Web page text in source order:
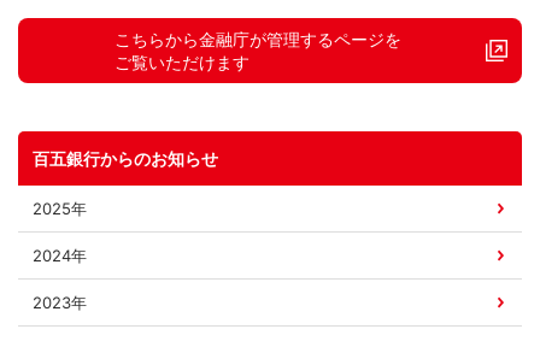
こちらから金融庁が管理するページを
ご覧いただけます
百五銀行からのお知らせ
2025年
2024年
2023年